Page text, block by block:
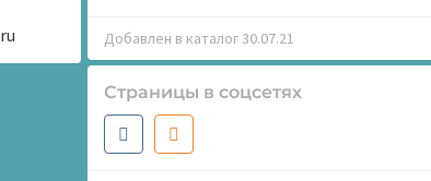
Добавлен в каталог 30.07.21
Страницы в соцсетях